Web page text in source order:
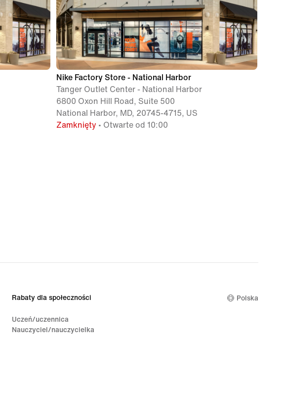
Nike Factory Store - National Harbor
Tanger Outlet Center - National Harbor
6800 Oxon Hill Road, Suite 500
National Harbor, MD, 20745-4715, US
Zamknięty • Otwarte od 10:00
Rabaty dla społeczności
Uczeń/uczennica
Nauczyciel/nauczycielka
Polska